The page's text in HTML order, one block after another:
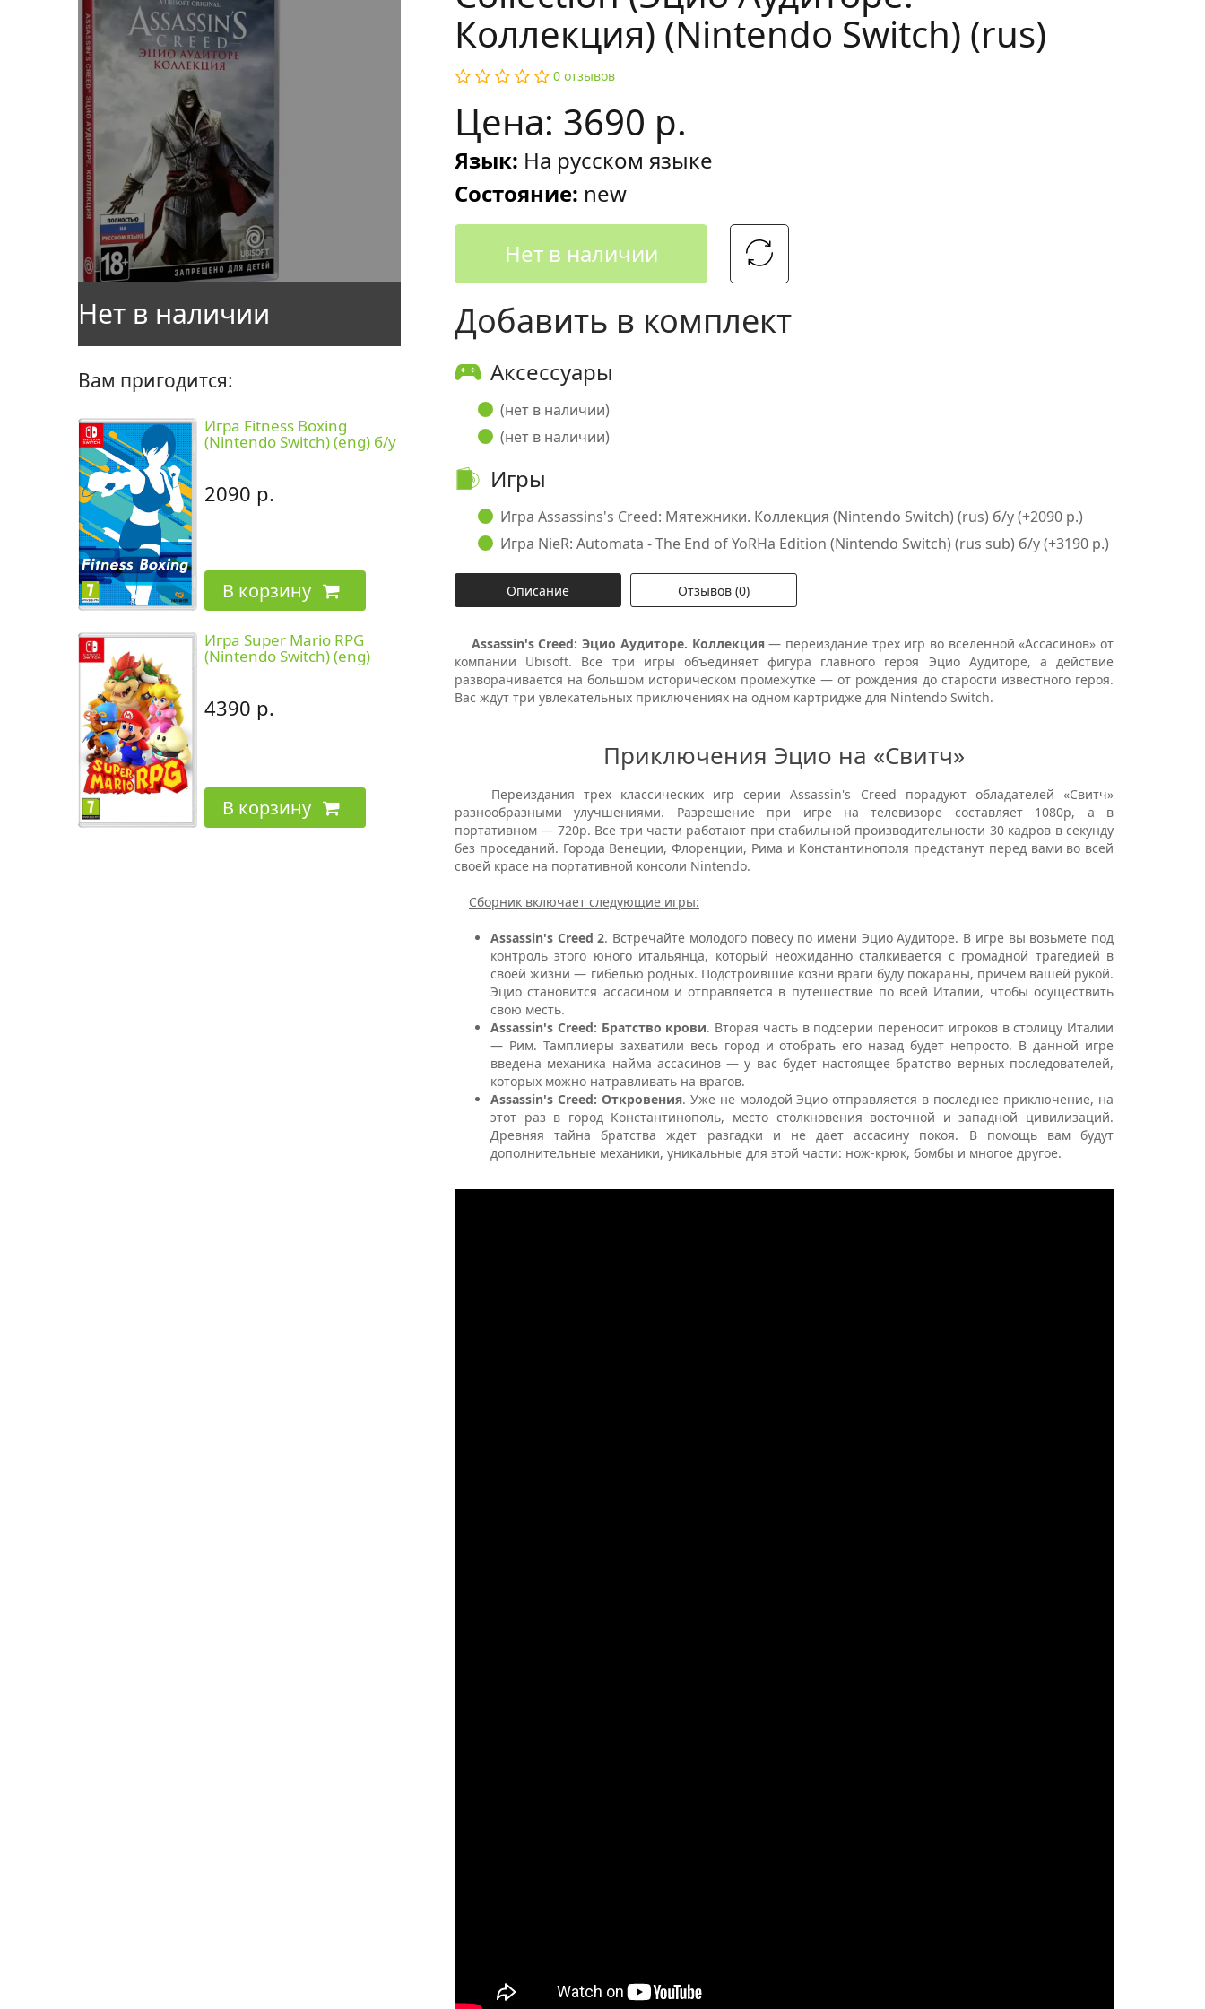
Вам пригодится:
Игра Fitness Boxing
(Nintendo Switch) (eng) б/у
2090 р.
В корзину
Игра Super Mario RPG
(Nintendo Switch) (eng)
4390 р.
В корзину
Коллекция) (Nintendo Switch) (rus)
0 отзывов
Цена: 3690 р.
Язык: На русском языке
Состояние: new
Нет в наличии
Добавить в комплект
Аксессуары
(нет в наличии)
(нет в наличии)
Игры
Игра Assassins's Creed: Мятежники. Коллекция (Nintendo Switch) (rus) б/у (+2090 р.)
Игра NieR: Automata - The End of YoRHa Edition (Nintendo Switch) (rus sub) б/у (+3190 р.)
Описание Отзывов (0)
Assassin's Creed: Эцио Аудиторе. Коллекция— переиздание трех игр во вселенной «Ассасинов» от
компании Ubisoft. Все три игры объединяет фигура главного героя Эцио Аудиторе, а действие
разворачивается на большом историческом промежутке — от рождения до старости известного героя.
Вас ждут три увлекательных приключениях на одном картридже для Nintendo Switch.
Приключения Эцио на «Свитч»
Переиздания трех классических игр серии Assassin's Creed порадуют обладателей «Свитч»
разнообразными улучшениями. Разрешение при игре на телевизоре составляет 1080p, а в
портативном — 720p. Все три части работают при стабильной производительности 30 кадров в секунду
без проседаний. Города Венеции, Флоренции, Рима и Константинополя предстанут перед вами во всей
своей красе на портативной консоли Nintendo.
Сборник включает следующие игры:
Assassin's Creed 2. Встречайте молодого повесу по имени Эцио Аудиторе. В игре вы возьмете под
контроль этого юного итальянца, который неожиданно сталкивается с громадной трагедией в
своей жизни — гибелью родных. Подстроившие козни враги буду покараны, причем вашей рукой.
Эцио становится ассасином и отправляется в путешествие по всей Италии, чтобы осуществить
свою месть.
Assassin's Creed: Братство крови. Вторая часть в подсерии переносит игроков в столицу Италии
— Рим. Тамплиеры захватили весь город и отобрать его назад будет непросто. В данной игре
введена механика найма ассасинов — у вас будет настоящее братство верных последователей,
которых можно натравливать на врагов.
Assassin's Creed: Откровения. Уже не молодой Эцио отправляется в последнее приключение, на
этот раз в город Константинополь, место столкновения восточной и западной цивилизаций.
Древняя тайна братства ждет разгадки и не дает ассасину покоя. В помощь вам будут
дополнительные механики, уникальные для этой части: нож-крюк, бомбы и многое другое.